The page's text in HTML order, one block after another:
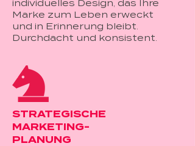
individuelles Design, das Ihre
Marke zum Leben erweckt
und in Erinnerung bleibt.
Durchdacht und konsistent.
STRATEGISCHE
MARKETING-
PLANUNG